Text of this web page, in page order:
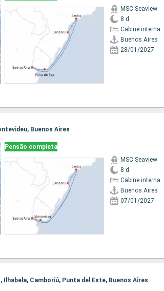
MSC Seaview
8 d
Cabine interna
Buenos Aires
28/01/2027
Buenos Aires
Pensão completa
MSC Seaview
8 d
Cabine interna
Buenos Aires
07/01/2027
Camboriú, Punta del Este, Buenos Aires